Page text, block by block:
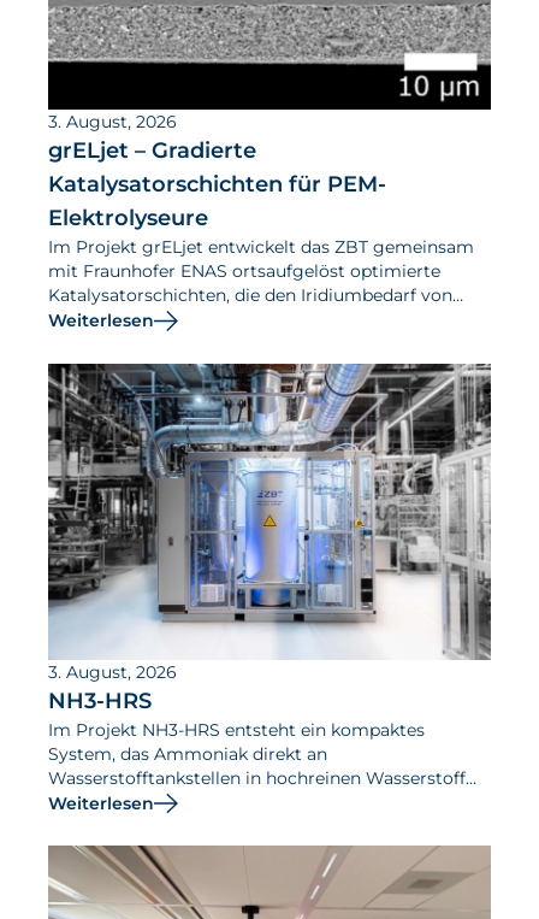
3. August, 2026
grELjet – Gradierte
Katalysatorschichten für PEM-
Elektrolyseure
Im Projekt grELjet entwickelt das ZBT gemeinsam
mit Fraunhofer ENAS ortsaufgelöst optimierte
Katalysatorschichten, die den Iridiumbedarf von
PEM-Elektrolyseuren senken und ihre Effizienz
Weiterlesen
3. August, 2026
NH3-HRS
Im Projekt NH3-HRS entsteht ein kompaktes
System, das Ammoniak direkt an
Wasserstofftankstellen in hochreinen Wasserstoff
umwandelt.
Weiterlesen